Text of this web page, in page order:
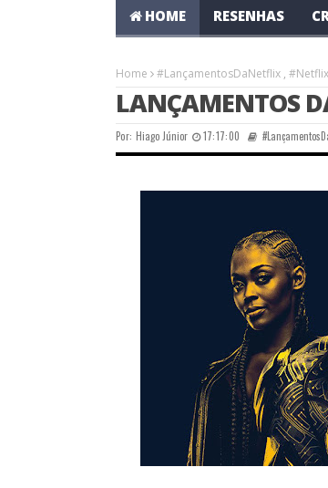
HOME RESENHAS
Home #LançamentosDaNetflix , #Netflix
LANÇAMENTOS
Por: Hiago Júnior 17:17:00